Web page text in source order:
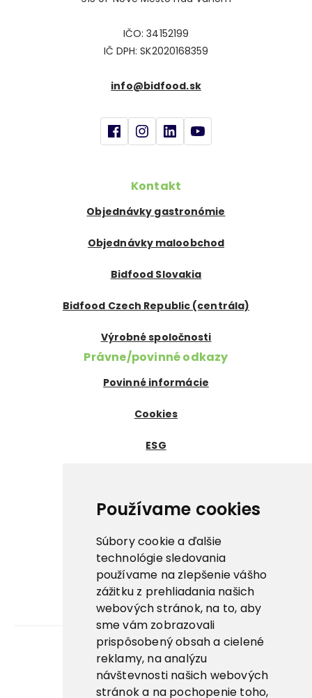
Používame cookies
Súbory cookie a ďalšie
technológie sledovania
používame na zlepšenie vášho
zážitku z prehliadania našich
webových stránok, na to, aby
sme vám zobrazovali
prispôsobený obsah a cielené
reklamy, na analýzu
návštevnosti našich webových
stránok a na pochopenie toho,
IČO: 34152199
IČ DPH: SK2020168359
info@bidfood.sk
Kontakt
Objednávky gastronómie
Objednávky maloobchod
Bidfood Slovakia
Bidfood Czech Republic (centrála)
Výrobné spoločnosti
Právne/povinné odkazy
Povinné informácie
Cookies
ESG
Dôležité odkazy
Prima zmrzlina ↗
Pegas Premium ↗
La Panna ↗
Kariéra